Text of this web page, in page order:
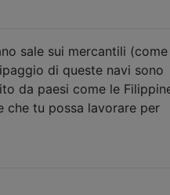
sale sui mercantili (come
di queste navi sono
da paesi come le
che tu possa lavorare per